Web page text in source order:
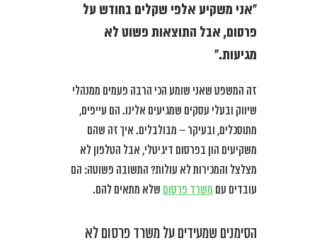
“אני משקיע אלפי שקלים בחודש על
פרסום, אבל התוצאות פשוט לא
מגיעות.”
זה המשפט שאני שומע הכי הרבה פעמים ממנהלי
שיווק ובעלי עסקים שמגיעים אלינו. הם עייפים,
מתוסכלים, ובעיקר – מבולבלים. איך זה שהם
משקיעים הון בפרסום דיגיטלי, אבל הטלפון לא
מצלצל והמכירות לא עולות? התשובה פשוטה: הם
עובדים עם משרד פרסום שלא מתאים להם.
הסימנים שמעידים על משרד פרסום לא